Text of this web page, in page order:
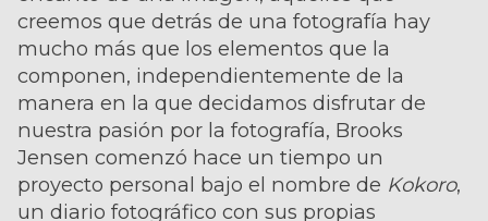
creemos que detrás de una fotografía hay
mucho más que los elementos que la
componen, independientemente de la
manera en la que decidamos disfrutar de
nuestra pasión por la fotografía, Brooks
Jensen comenzó hace un tiempo un
proyecto personal bajo el nombre de Kokoro,
un diario fotográfico con sus propias